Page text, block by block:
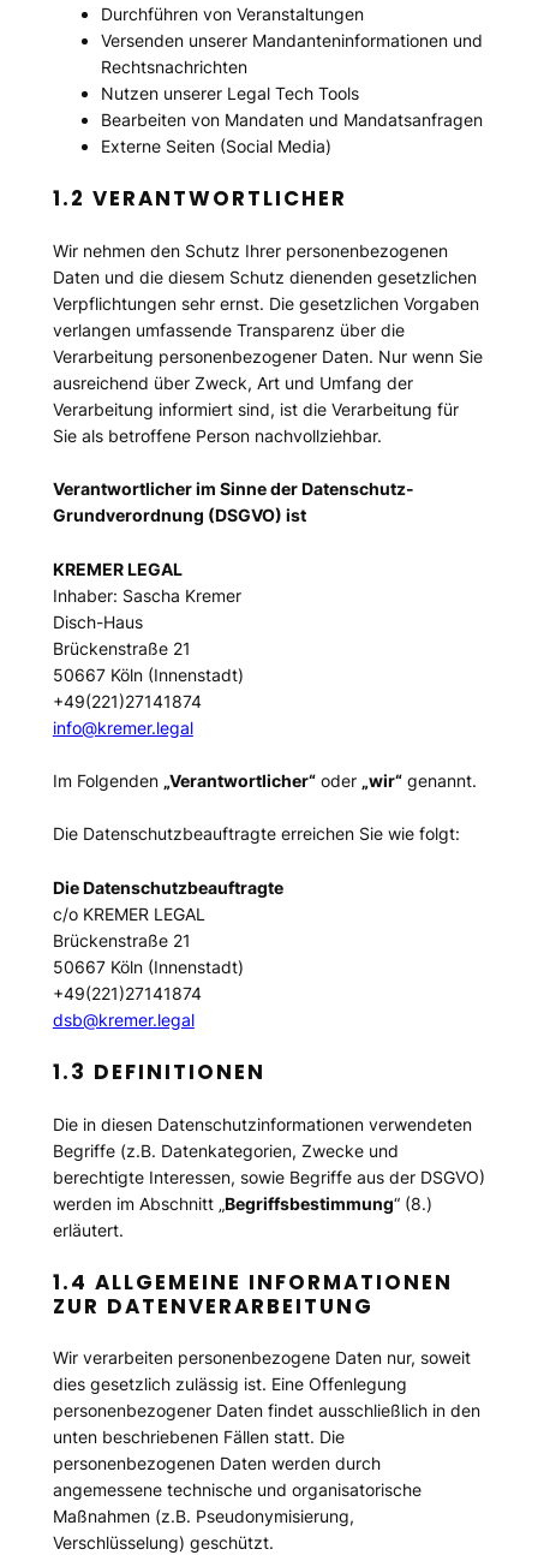
Durchführen von Veranstaltungen
Versenden unserer Mandanteninformationen und
Rechtsnachrichten
Nutzen unserer Legal Tech Tools
Bearbeiten von Mandaten und Mandatsanfragen
Externe Seiten (Social Media)
1.2 VERANTWORTLICHER
Wir nehmen den Schutz Ihrer personenbezogenen
Daten und die diesem Schutz dienenden gesetzlichen
Verpflichtungen sehr ernst. Die gesetzlichen Vorgaben
verlangen umfassende Transparenz über die
Verarbeitung personenbezogener Daten. Nur wenn Sie
ausreichend über Zweck, Art und Umfang der
Verarbeitung informiert sind, ist die Verarbeitung für
Sie als betroffene Person nachvollziehbar.
Verantwortlicher im Sinne der Datenschutz-
Grundverordnung (DSGVO) ist
KREMER LEGAL
Inhaber: Sascha Kremer
Disch-Haus
Brückenstraße 21
50667 Köln (Innenstadt)
+49(221)27141874
info@kremer.legal
Im Folgenden „Verantwortlicher“oder „wir“genannt.
Die Datenschutzbeauftragte erreichen Sie wie folgt:
Die Datenschutzbeauftragte
c/o KREMER LEGAL
Brückenstraße 21
50667 Köln (Innenstadt)
+49(221)27141874
dsb@kremer.legal
1.3 DEFINITIONEN
Die in diesen Datenschutzinformationen verwendeten
Begriffe (z.B. Datenkategorien, Zwecke und
berechtigte Interessen, sowie Begriffe aus der DSGVO)
werden im Abschnitt „Begriffsbestimmung“ (8.)
erläutert.
1.4 ALLGEMEINE INFORMATIONEN
ZUR DATENVERARBEITUNG
Wir verarbeiten personenbezogene Daten nur, soweit
dies gesetzlich zulässig ist. Eine Offenlegung
personenbezogener Daten findet ausschließlich in den
unten beschriebenen Fällen statt. Die
personenbezogenen Daten werden durch
angemessene technische und organisatorische
Maßnahmen (z.B. Pseudonymisierung,
Verschlüsselung) geschützt.